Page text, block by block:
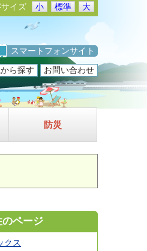
イズ 小 標準 大
スマートフォンサイト
ら探す
お問い合わせ
防災
ページ
クス